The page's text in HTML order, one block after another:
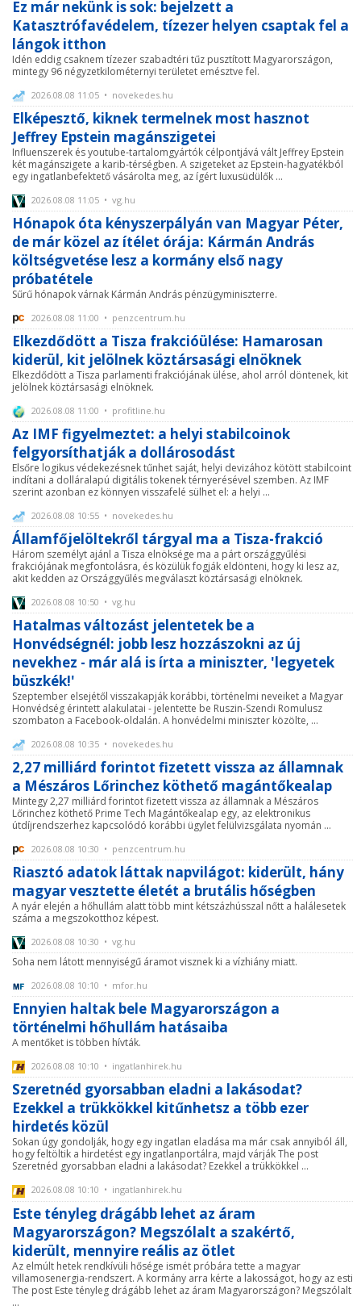
Ez már nekünk is sok: bejelzett a
Katasztrófavédelem, tízezer helyen csaptak fel a
lángok itthon
Idén eddig csaknem tízezer szabadtéri tűz pusztított Magyarországon,
mintegy 96 négyzetkilométernyi területet emésztve fel.
2026.08.08 11:05 • novekedes.hu
Elképesztő, kiknek termelnek most hasznot
Jeffrey Epstein magánszigetei
Influenszerek és youtube-tartalomgyártók célpontjává vált Jeffrey Epstein
két magánszigete a karib-térségben. A szigeteket az Epstein-hagyatékból
egy ingatlanbefektető vásárolta meg, az ígért luxusüdülők ...
2026.08.08 11:05 • vg.hu
Hónapok óta kényszerpályán van Magyar Péter,
de már közel az ítélet órája: Kármán András
költségvetése lesz a kormány első nagy
próbatétele
Sűrű hónapok várnak Kármán András pénzügyminiszterre.
2026.08.08 11:00 • penzcentrum.hu
Elkezdődött a Tisza frakcióülése: Hamarosan
kiderül, kit jelölnek köztársasági elnöknek
Elkezdődött a Tisza parlamenti frakciójának ülése, ahol arról döntenek, kit
jelölnek köztársasági elnöknek.
2026.08.08 11:00 • profitline.hu
Az IMF figyelmeztet: a helyi stabilcoinok
felgyorsíthatják a dollárosodást
Elsőre logikus védekezésnek tűnhet saját, helyi devizához kötött stabilcoint
indítani a dolláralapú digitális tokenek térnyerésével szemben. Az IMF
szerint azonban ez könnyen visszafelé sülhet el: a helyi ...
2026.08.08 10:55 • novekedes.hu
Államfőjelöltekről tárgyal ma a Tisza-frakció
Három személyt ajánl a Tisza elnöksége ma a párt országgyűlési
frakciójának megfontolásra, és közülük fogják eldönteni, hogy ki lesz az,
akit kedden az Országgyűlés megválaszt köztársasági elnöknek.
2026.08.08 10:50 • vg.hu
Hatalmas változást jelentetek be a
Honvédségnél: jobb lesz hozzászokni az új
nevekhez - már alá is írta a miniszter, 'legyetek
büszkék!'
Szeptember elsejétől visszakapják korábbi, történelmi neveiket a Magyar
Honvédség érintett alakulatai - jelentette be Ruszin-Szendi Romulusz
szombaton a Facebook-oldalán. A honvédelmi miniszter közölte, ...
2026.08.08 10:35 • novekedes.hu
2,27 milliárd forintot fizetett vissza az államnak
a Mészáros Lőrinchez köthető magántőkealap
Mintegy 2,27 milliárd forintot fizetett vissza az államnak a Mészáros
Lőrinchez köthető Prime Tech Magántőkealap egy, az elektronikus
útdíjrendszerhez kapcsolódó korábbi ügylet felülvizsgálata nyomán ...
2026.08.08 10:30 • penzcentrum.hu
Riasztó adatok láttak napvilágot: kiderült, hány
magyar vesztette életét a brutális hőségben
A nyár elején a hőhullám alatt több mint kétszázhússzal nőtt a halálesetek
száma a megszokotthoz képest.
2026.08.08 10:30 • vg.hu
Soha nem látott mennyiségű áramot visznek ki a vízhiány miatt.
2026.08.08 10:10 • mfor.hu
Ennyien haltak bele Magyarországon a
történelmi hőhullám hatásaiba
A mentőket is többen hívták.
2026.08.08 10:10 • ingatlanhirek.hu
Szeretnéd gyorsabban eladni a lakásodat?
Ezekkel a trükkökkel kitűnhetsz a több ezer
hirdetés közül
Sokan úgy gondolják, hogy egy ingatlan eladása ma már csak annyiból áll,
hogy feltöltik a hirdetést egy ingatlanportálra, majd várják The post
Szeretnéd gyorsabban eladni a lakásodat? Ezekkel a trükkökkel ...
2026.08.08 10:10 • ingatlanhirek.hu
Este tényleg drágább lehet az áram
Magyarországon? Megszólalt a szakértő,
kiderült, mennyire reális az ötlet
Az elmúlt hetek rendkívüli hősége ismét próbára tette a magyar
villamosenergia-rendszert. A kormány arra kérte a lakosságot, hogy az esti
The post Este tényleg drágább lehet az áram Magyarországon? Megszólalt
...